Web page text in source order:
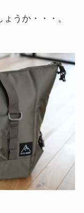
うか・・・。